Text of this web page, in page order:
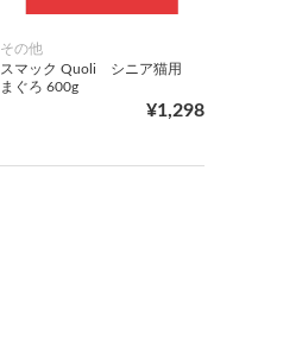
その他
スマック Quoli シニア猫用
まぐろ 600g
¥1,298